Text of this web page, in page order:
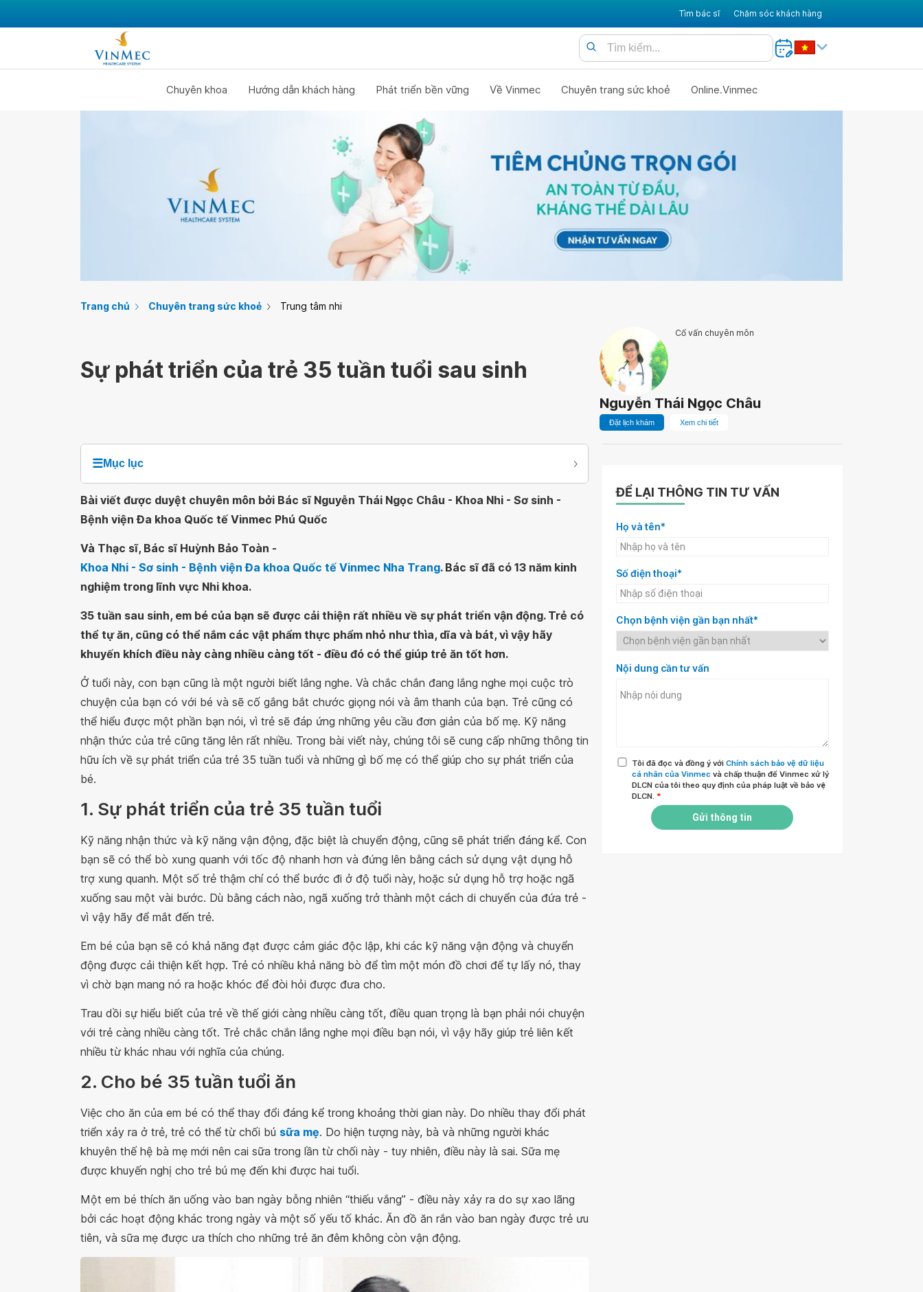
Tìm bác sĩ Chăm sóc khách hàng
Chuyên khoa Hướng dẫn khách hàng Phát triển bền vững Về Vinmec Chuyên trang sức khoẻ Online.Vinmec
Trang chủ Chuyên trang sức khoẻ Trung tâm nhi
Sự phát triển của trẻ 35 tuần tuổi sau sinh
Cố vấn chuyên môn
Nguyễn Thái Ngọc Châu
Đặt lịch khám Xem chi tiết
☰Mục lục
Bài viết được duyệt chuyên môn bởi Bác sĩ Nguyễn Thái Ngọc Châu - Khoa Nhi - Sơ sinh -
Bệnh viện Đa khoa Quốc tế Vinmec Phú Quốc
Và Thạc sĩ, Bác sĩ Huỳnh Bảo Toàn -
Khoa Nhi - Sơ sinh - Bệnh viện Đa khoa Quốc tế Vinmec Nha Trang. Bác sĩ đã có 13 năm kinh
nghiệm trong lĩnh vực Nhi khoa.
35 tuần sau sinh, em bé của bạn sẽ được cải thiện rất nhiều về sự phát triển vận động. Trẻ có
thể tự ăn, cũng có thể nắm các vật phẩm thực phẩm nhỏ như thìa, dĩa và bát, vì vậy hãy
khuyến khích điều này càng nhiều càng tốt - điều đó có thể giúp trẻ ăn tốt hơn.
Ở tuổi này, con bạn cũng là một người biết lắng nghe. Và chắc chắn đang lắng nghe mọi cuộc trò
chuyện của bạn có với bé và sẽ cố gắng bắt chước giọng nói và âm thanh của bạn. Trẻ cũng có
thể hiểu được một phần bạn nói, vì trẻ sẽ đáp ứng những yêu cầu đơn giản của bố mẹ. Kỹ năng
nhận thức của trẻ cũng tăng lên rất nhiều. Trong bài viết này, chúng tôi sẽ cung cấp những thông tin
hữu ích về sự phát triển của trẻ 35 tuần tuổi và những gì bố mẹ có thể giúp cho sự phát triển của
bé.
1. Sự phát triển của trẻ 35 tuần tuổi
Kỹ năng nhận thức và kỹ năng vận động, đặc biệt là chuyển động, cũng sẽ phát triển đáng kể. Con
bạn sẽ có thể bò xung quanh với tốc độ nhanh hơn và đứng lên bằng cách sử dụng vật dụng hỗ
trợ xung quanh. Một số trẻ thậm chí có thể bước đi ở độ tuổi này, hoặc sử dụng hỗ trợ hoặc ngã
xuống sau một vài bước. Dù bằng cách nào, ngã xuống trở thành một cách di chuyển của đứa trẻ -
vì vậy hãy để mắt đến trẻ.
Em bé của bạn sẽ có khả năng đạt được cảm giác độc lập, khi các kỹ năng vận động và chuyển
động được cải thiện kết hợp. Trẻ có nhiều khả năng bò để tìm một món đồ chơi để tự lấy nó, thay
vì chờ bạn mang nó ra hoặc khóc để đòi hỏi được đưa cho.
Trau dồi sự hiểu biết của trẻ về thế giới càng nhiều càng tốt, điều quan trọng là bạn phải nói chuyện
với trẻ càng nhiều càng tốt. Trẻ chắc chắn lắng nghe mọi điều bạn nói, vì vậy hãy giúp trẻ liên kết
nhiều từ khác nhau với nghĩa của chúng.
2. Cho bé 35 tuần tuổi ăn
Việc cho ăn của em bé có thể thay đổi đáng kể trong khoảng thời gian này. Do nhiều thay đổi phát
triển xảy ra ở trẻ, trẻ có thể từ chối bú sữa mẹ. Do hiện tượng này, bà và những người khác
khuyên thế hệ bà mẹ mới nên cai sữa trong lần từ chối này - tuy nhiên, điều này là sai. Sữa mẹ
được khuyến nghị cho trẻ bú mẹ đến khi được hai tuổi.
Một em bé thích ăn uống vào ban ngày bỗng nhiên “thiếu vắng” - điều này xảy ra do sự xao lãng
bởi các hoạt động khác trong ngày và một số yếu tố khác. Ăn đồ ăn rắn vào ban ngày được trẻ ưu
tiên, và sữa mẹ được ưa thích cho những trẻ ăn đêm không còn vận động.
ĐỂ LẠI THÔNG TIN TƯ VẤN
Họ và tên*
Số điện thoại*
Chọn bệnh viện gần bạn nhất*
Nội dung cần tư vấn
Tôi đã đọc và đồng ý với Chính sách bảo vệ dữ liệu
cá nhân của Vinmec và chấp thuận để Vinmec xử lý
DLCN của tôi theo quy định của pháp luật về bảo vệ
DLCN. *
Gửi thông tin